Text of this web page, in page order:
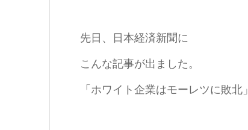
先日、日本経済新聞に
こんな記事が出ました。
「ホワイト企業はモーレツに敗北」